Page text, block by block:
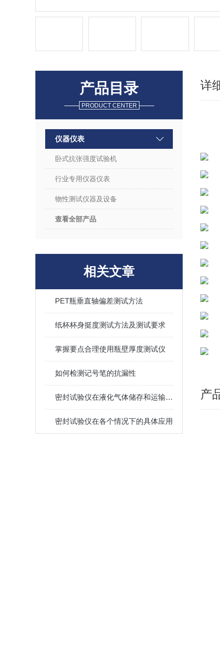
产品目录
PRODUCT CENTER
仪器仪表
卧式抗张强度试验机
行业专用仪器仪表
物性测试仪器及设备
查看全部产品
相关文章
PET瓶垂直轴偏差测试方法
纸杯杯身挺度测试方法及测试要求
掌握要点合理使用瓶壁厚度测试仪
如何检测记号笔的抗漏性
密封试验仪在液化气体储存和运输中的应用
密封试验仪在各个情况下的具体应用
详
产